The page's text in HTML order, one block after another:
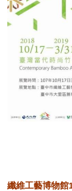
纖維工藝博物館